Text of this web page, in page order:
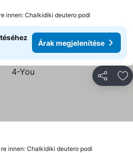
innen: Chalkidiki deutero podi
Árak megjelenítése
innen: Chalkidiki deutero podi